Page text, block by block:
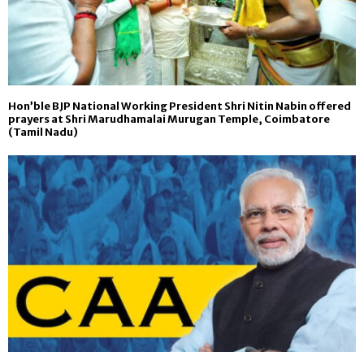
Hon’ble BJP National Working President Shri Nitin Nabin offered
prayers at Shri Marudhamalai Murugan Temple, Coimbatore
(Tamil Nadu)